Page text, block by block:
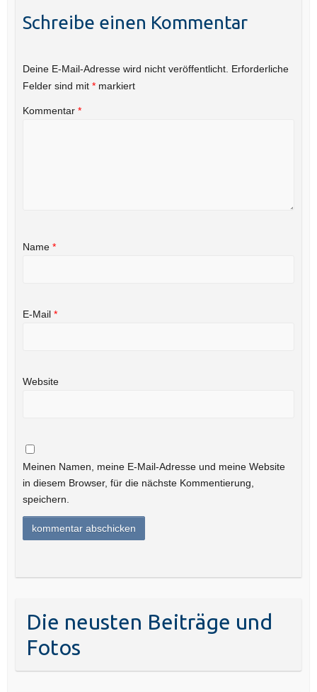
Schreibe einen Kommentar
Deine E-Mail-Adresse wird nicht veröffentlicht. Erforderliche
Felder sind mit *markiert
Kommentar *
Name *
E-Mail *
Website
Meinen Namen, meine E-Mail-Adresse und meine Website
in diesem Browser, für die nächste Kommentierung,
speichern.
Die neusten Beiträge und
Fotos